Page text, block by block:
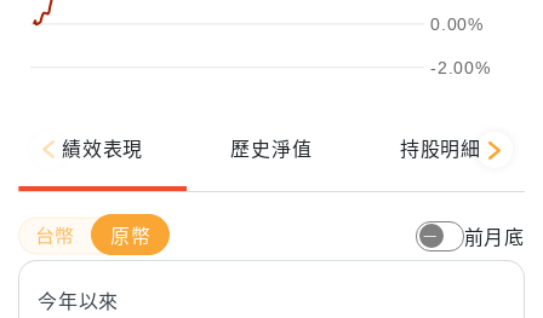
-2.00%
0.00%
績效表現 歷史淨值 持股明細
原幣 前月底
今年以來